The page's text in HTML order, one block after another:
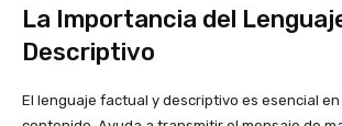
La Importancia del
Descriptivo
El lenguaje factual y descriptivo es esencial